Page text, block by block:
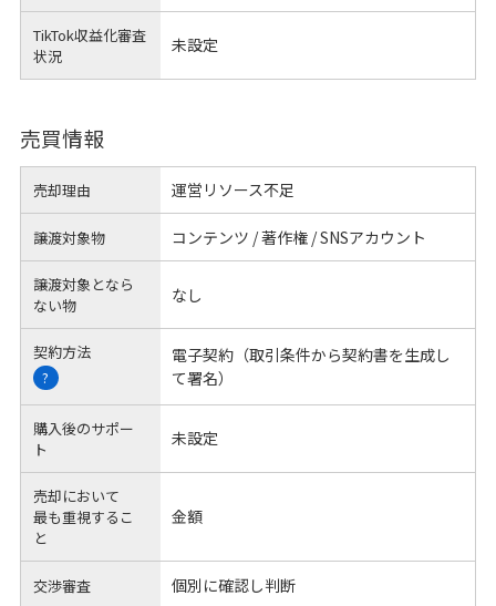
TikTok収益化審査
状況
未設定
売買情報
売却理由 運営リソース不足
譲渡対象物 コンテンツ / 著作権 / SNSアカウント
譲渡対象となら
ない物
なし
契約方法
?
電子契約（取引条件から契約書を生成し
て署名）
購入後のサポー
ト
未設定
売却において
最も重視するこ
と
金額
交渉審査 個別に確認し判断